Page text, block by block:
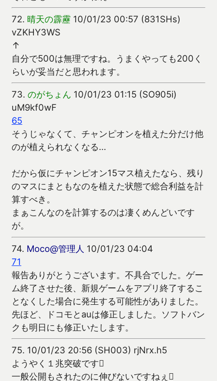
72. 晴天の霹靂 10/01/23 00:57 (831SHs)
vZKHY3WS
↑
自分で500は無理ですね。うまくやっても200く
らいが妥当だと思われます。
73. のがちょん 10/01/23 01:15 (SO905i)
uM9kf0wF
65
そうじゃなくて、チャンピオンを植えた分だけ他
のが植えられなくなる…
だから仮にチャンピオン15マス植えたなら、残り
のマスにまともなのを植えた状態で総合利益を計
算すべき。
まぁこんなのを計算するのは凄くめんどいです
が。
74. Moco@管理人 10/01/23 04:04
71
報告ありがとうございます。不具合でした。ゲー
ム終了させた後、新規ゲームをアプリ終了するこ
となくした場合に発生する可能性がありました。
先ほど、ドコモとauは修正しました。ソフトバン
クも明日にも修正いたします。
75. 10/01/23 20:56 (SH003) rjNrx.h5
ようやく１兆突破です
一般公開もされたのに伸びないですねぇ